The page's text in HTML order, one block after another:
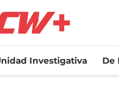
Investigativa De